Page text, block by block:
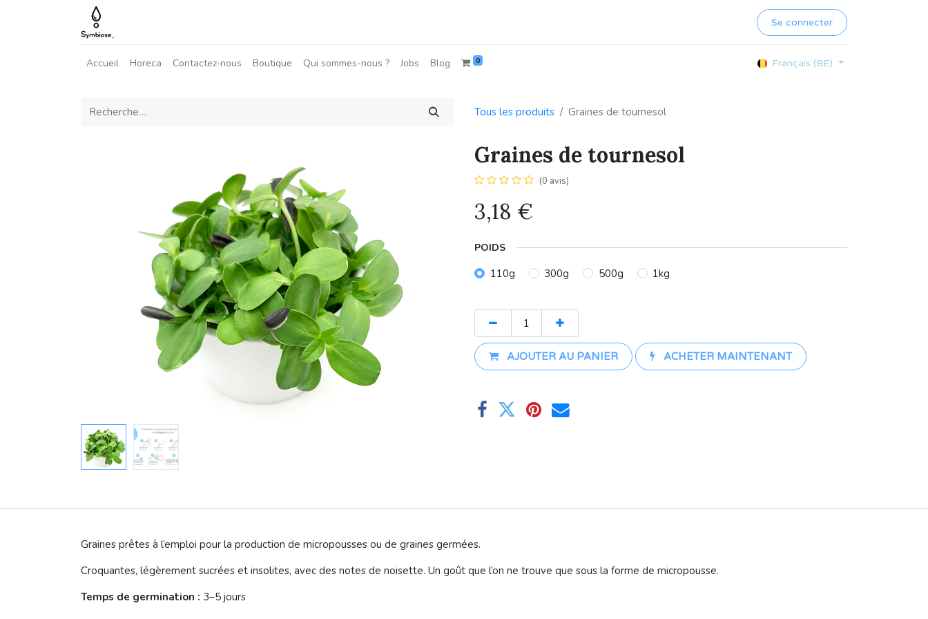
Se connecter
Accueil Horeca Contactez-nous Boutique Qui sommes-nous ? Jobs Blog 0 Français (BE)
Tous les produits Graines de tournesol
Graines de tournesol
(0 avis)
3,18 €
POIDS
110g
300g 500g 1kg
AJOUTER AU PANIER ACHETER MAINTENANT
Graines prêtes à l’emploi pour la production de micropousses ou de graines germées.
Croquantes, légèrement sucrées et insolites, avec des notes de noisette. Un goût que l’on ne trouve que sous la forme de micropousse.
Temps de germination : 3–5 jours